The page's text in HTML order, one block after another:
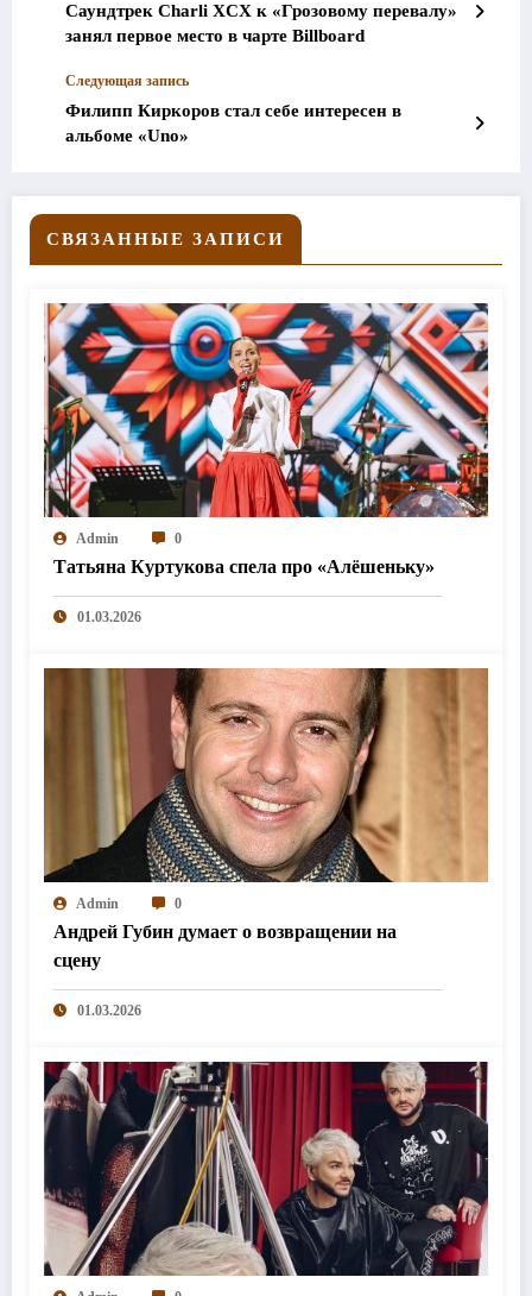
Саундтрек Charli XCX к «Грозовому перевалу»
занял первое место в чарте Billboard
Следующая запись
Филипп Киркоров стал себе интересен в
альбоме «Uno»
СВЯЗАННЫЕ ЗАПИСИ
Admin 0
Татьяна Куртукова спела про «Алёшеньку»
01.03.2026
Admin 0
Андрей Губин думает о возвращении на
сцену
01.03.2026